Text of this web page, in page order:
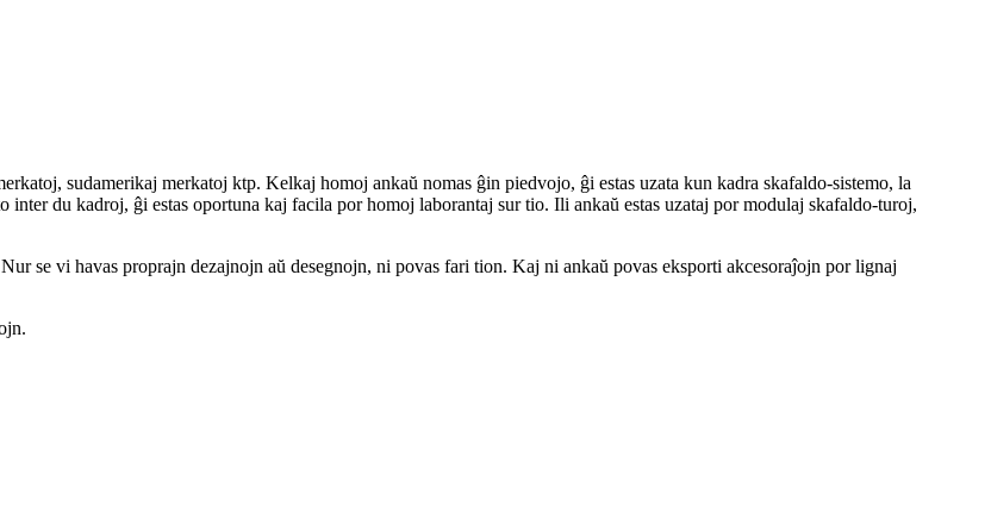
sudamerikaj merkatoj ktp. Kelkaj homoj ankaŭ nomas ĝin piedvojo, ĝi estas uzata kun kadra skafaldo-sistemo, la
du kadroj, ĝi estas oportuna kaj facila por homoj laborantaj sur tio. Ili ankaŭ estas uzataj por modulaj skafaldo-turoj,
se vi havas proprajn dezajnojn aŭ desegnojn, ni povas fari tion. Kaj ni ankaŭ povas eksporti akcesoraĵojn por lignaj